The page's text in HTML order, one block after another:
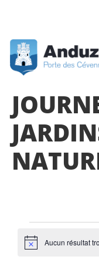
Notice Aucun résultat